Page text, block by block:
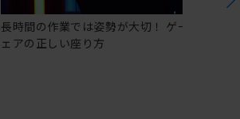
長時間の作業では姿勢が大切！ ゲーミングチ
ェアの正しい座り方